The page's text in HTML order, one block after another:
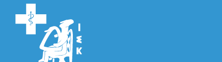
Αναζήτηση
για: